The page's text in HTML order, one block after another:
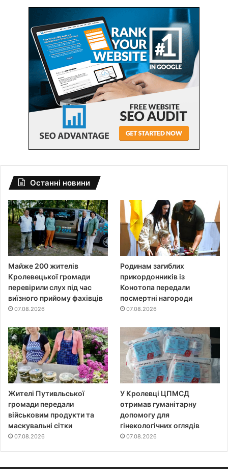
Останні новини
Майже 200 жителів
Кролевецької громади
перевірили слух під час
виїзного прийому фахівців
07.08.2026
Родинам загиблих
прикордонників із
Конотопа передали
посмертні нагороди
07.08.2026
Жителі Путивльської
громади передали
військовим продукти та
маскувальні сітки
07.08.2026
У Кролевці ЦПМСД
отримав гуманітарну
допомогу для
гінекологічних оглядів
07.08.2026